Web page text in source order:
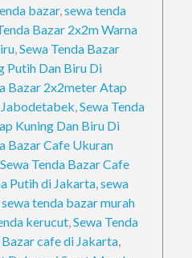
bazar,sewa tenda
Bazar 2x2m Warna
,Sewa Tenda Bazar
Putih Dan Biru Di
Bazar 2x2meter Atap
,Sewa Tenda
Kuning Dan Biru Di
Bazar Cafe Ukuran
Sewa Tenda Bazar Cafe
Putih di Jakarta,sewa
sewa tenda bazar murah
kerucut,Sewa Tenda
cafe di Jakarta,